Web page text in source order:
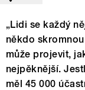
„Lidi se každý
někdo
může projevit,
nejpěknější.
měl 45 000